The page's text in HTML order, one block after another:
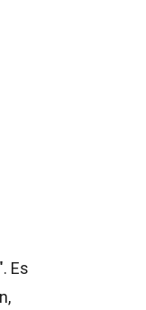
Es